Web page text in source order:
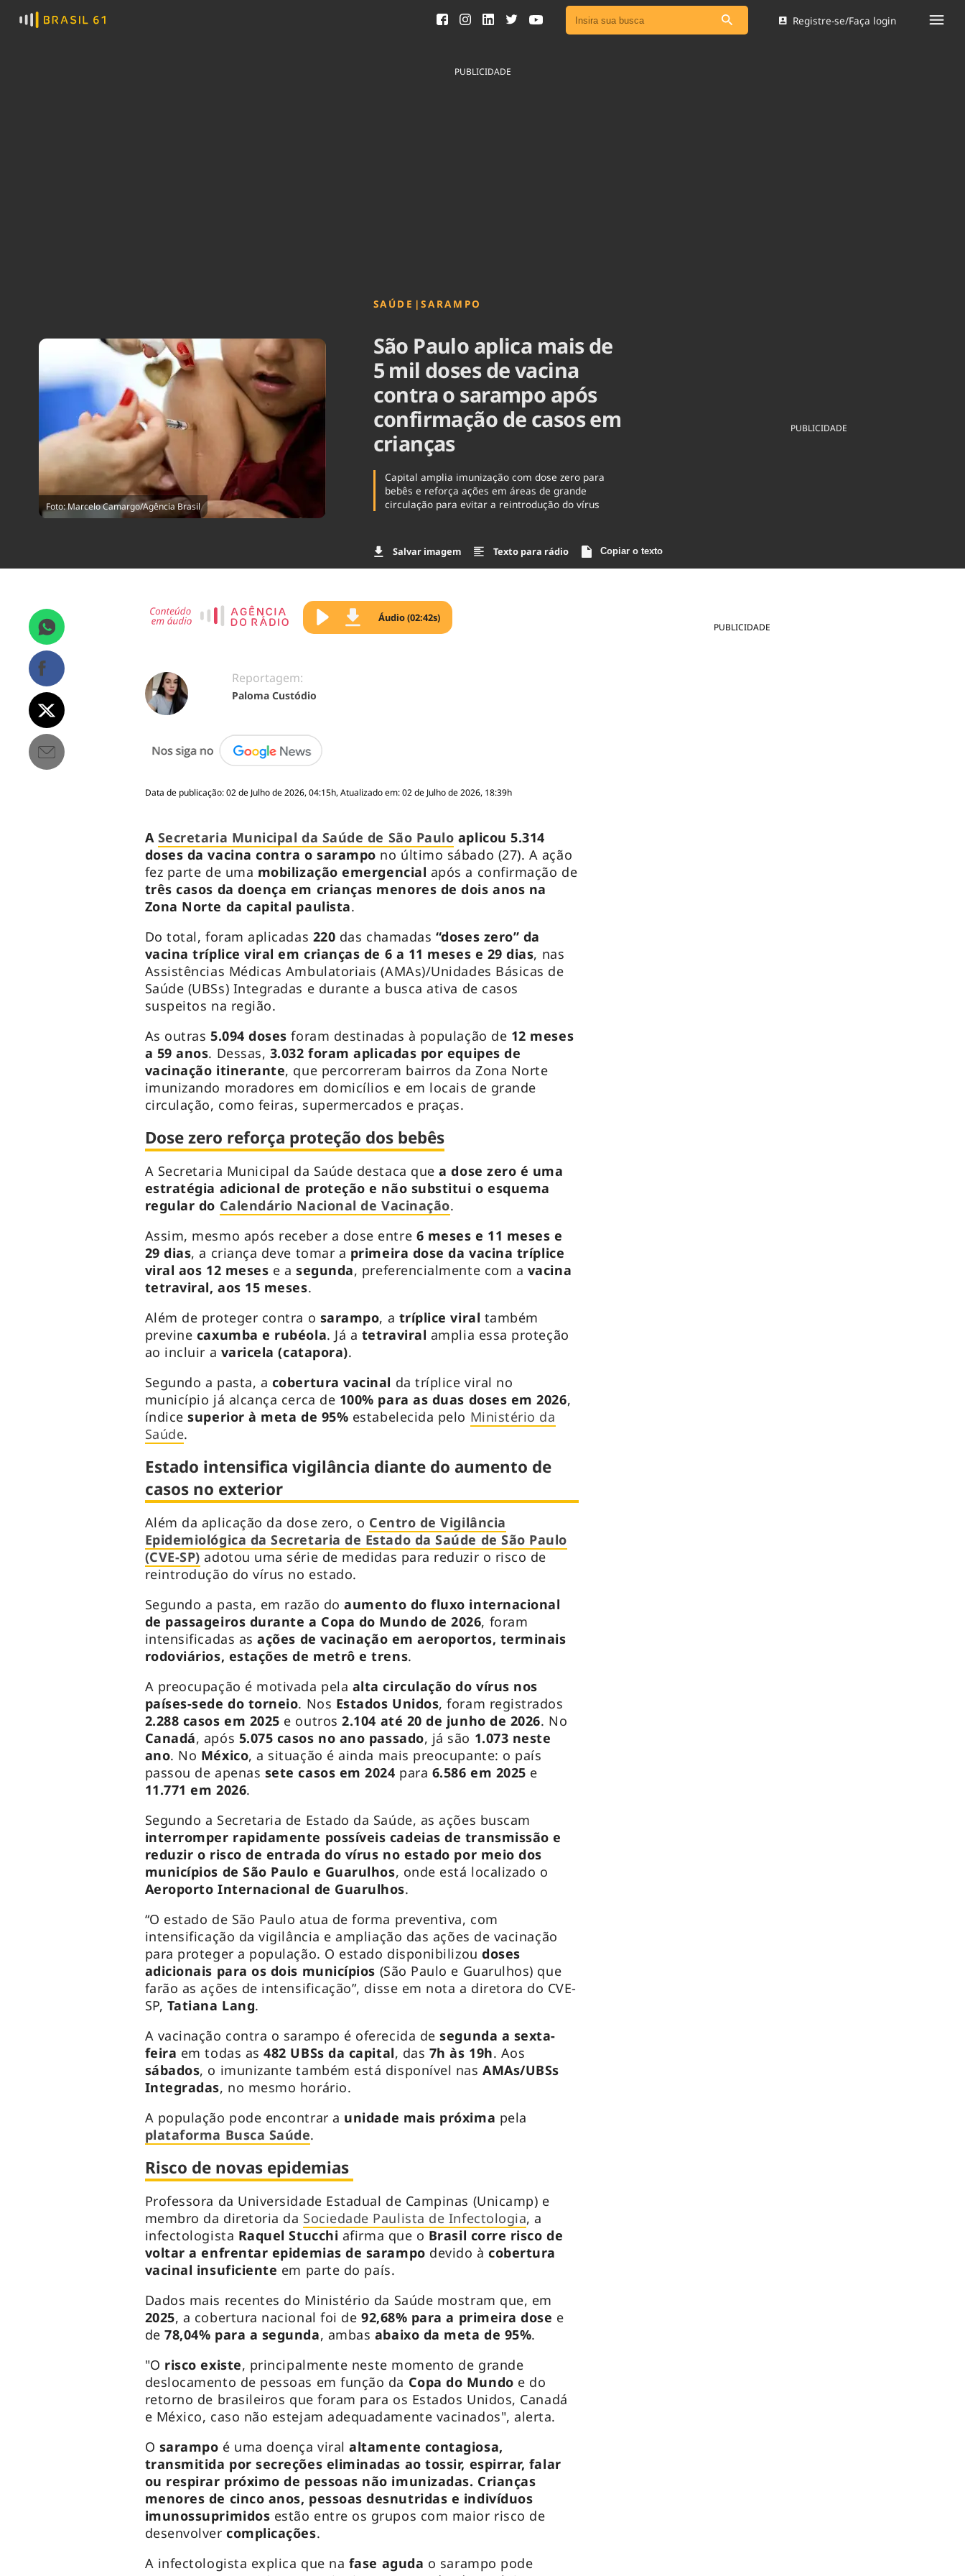
Ver todas as notícias
Agronegócios
Brasil
Cinema
Comportamento
Registre-se/Faça login
PUBLICIDADE
Foto: Marcelo Camargo/Agência Brasil
SAÚDE |SARAMPO
São Paulo aplica mais de
5 mil doses de vacina
contra o sarampo após
confirmação de casos em
crianças
Capital amplia imunização com dose zero para
bebês e reforça ações em áreas de grande
circulação para evitar a reintrodução do vírus
Salvar imagem Texto para rádio Copiar o texto
PUBLICIDADE
PUBLICIDADE
Áudio (02:42s)
Reportagem:
Paloma Custódio
Data de publicação: 02 de Julho de 2026, 04:15h, Atualizado em: 02 de Julho de 2026, 18:39h
A Secretaria Municipal da Saúde de São Paulo aplicou 5.314
doses da vacina contra o sarampo no último sábado (27). A ação
fez parte de uma mobilização emergencial após a confirmação de
três casos da doença em crianças menores de dois anos na
Zona Norte da capital paulista.
Do total, foram aplicadas 220 das chamadas “doses zero” da
vacina tríplice viral em crianças de 6 a 11 meses e 29 dias, nas
Assistências Médicas Ambulatoriais (AMAs)/Unidades Básicas de
Saúde (UBSs) Integradas e durante a busca ativa de casos
suspeitos na região.
As outras 5.094 dosesforam destinadas à população de 12 meses
a 59 anos. Dessas, 3.032 foram aplicadas por equipes de
vacinação itinerante, que percorreram bairros da Zona Norte
imunizando moradores em domicílios e em locais de grande
circulação, como feiras, supermercados e praças.
Dose zero reforça proteção dos bebês
A Secretaria Municipal da Saúde destaca quea dose zero é uma
estratégia adicional de proteção e não substitui o esquema
regular do Calendário Nacional de Vacinação.
Assim, mesmo após receber a dose entre 6 meses e 11 meses e
29 dias, a criança deve tomar a primeira dose da vacina tríplice
viral aos 12 meses e asegunda, preferencialmente com a vacina
tetraviral, aos 15 meses.
Além de proteger contra o sarampo, a tríplice viral também
previne caxumba e rubéola. Já a tetraviral amplia essa proteção
ao incluir a varicela (catapora).
Segundo a pasta, a cobertura vacinal da tríplice viral no
município já alcança cerca de 100% para as duas doses em 2026,
índicesuperior à meta de 95% estabelecida pelo Ministério da
Saúde.
Estado intensifica vigilância diante do aumento de
casos no exterior
Além da aplicação da dose zero, o Centro de Vigilância
Epidemiológica da Secretaria de Estado da Saúde de São Paulo
(CVE-SP) adotou uma série de medidas para reduzir o risco de
reintrodução do vírus no estado.
Segundo a pasta, em razão doaumento do fluxo internacional
de passageiros durante a Copa do Mundo de 2026, foram
intensificadas as ações de vacinação em aeroportos, terminais
rodoviários, estações de metrô e trens.
A preocupação é motivada pela alta circulação do vírus nos
países-sede do torneio. Nos Estados Unidos, foram registrados
2.288 casos em 2025 e outros 2.104 até 20 de junho de 2026. No
Canadá, após 5.075 casos no ano passado, já são 1.073 neste
ano. No México, a situação é ainda mais preocupante: o país
passou de apenas sete casos em 2024 para 6.586 em 2025 e
11.771 em 2026.
Segundo a Secretaria de Estado da Saúde, as ações buscam
interromper rapidamente possíveis cadeias de transmissão e
reduzir o risco de entrada do vírus no estado por meio dos
municípios de São Paulo e Guarulhos, onde está localizado o
Aeroporto Internacional de Guarulhos.
“O estado de São Paulo atua de forma preventiva, com
intensificação da vigilância e ampliação das ações de vacinação
para proteger a população. O estado disponibilizoudoses
adicionais para os dois municípios (São Paulo e Guarulhos) que
farão as ações de intensificação”, disse em nota a diretora do CVE-
SP, Tatiana Lang.
A vacinação contra o sarampo é oferecida desegunda a sexta-
feira em todas as 482 UBSs da capital, das 7h às 19h. Aos
sábados, o imunizante também está disponível nasAMAs/UBSs
Integradas, no mesmo horário.
A população pode encontrar a unidade mais próxima pela
plataforma Busca Saúde.
Risco de novas epidemias
Professora da Universidade Estadual de Campinas (Unicamp) e
membro da diretoria da Sociedade Paulista de Infectologia, a
infectologista Raquel Stucchi afirma que o Brasil corre risco de
voltar a enfrentar epidemias de sarampo devido àcobertura
vacinal insuficiente em parte do país.
Dados mais recentes do Ministério da Saúde mostram que, em
2025, a cobertura nacional foi de 92,68% para a primeira dose e
de78,04% para a segunda, ambas abaixo da meta de 95%.
"O risco existe, principalmente neste momento de grande
deslocamento de pessoas em função da Copa do Mundo e do
retorno de brasileiros que foram para os Estados Unidos, Canadá
e México, caso não estejam adequadamente vacinados", alerta.
O sarampo é uma doença viralaltamente contagiosa,
transmitida por secreções eliminadas ao tossir, espirrar, falar
ou respirar próximo de pessoas não imunizadas. Crianças
menores de cinco anos, pessoas desnutridas e indivíduos
imunossuprimidos estão entre os grupos com maior risco de
desenvolvercomplicações.
A infectologista explica que na fase aguda o sarampo pode